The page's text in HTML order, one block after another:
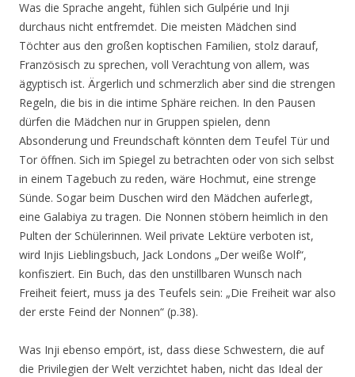
Was die Sprache angeht, fühlen sich Gulpérie und Inji
durchaus nicht entfremdet. Die meisten Mädchen sind
Töchter aus den großen koptischen Familien, stolz darauf,
Französisch zu sprechen, voll Verachtung von allem, was
ägyptisch ist. Ärgerlich und schmerzlich aber sind die strengen
Regeln, die bis in die intime Sphäre reichen. In den Pausen
dürfen die Mädchen nur in Gruppen spielen, denn
Absonderung und Freundschaft könnten dem Teufel Tür und
Tor öffnen. Sich im Spiegel zu betrachten oder von sich selbst
in einem Tagebuch zu reden, wäre Hochmut, eine strenge
Sünde. Sogar beim Duschen wird den Mädchen auferlegt,
eine Galabiya zu tragen. Die Nonnen stöbern heimlich in den
Pulten der Schülerinnen. Weil private Lektüre verboten ist,
wird Injis Lieblingsbuch, Jack Londons „Der weiße Wolf“,
konfisziert. Ein Buch, das den unstillbaren Wunsch nach
Freiheit feiert, muss ja des Teufels sein: „Die Freiheit war also
der erste Feind der Nonnen“ (p.38).
Was Inji ebenso empört, ist, dass diese Schwestern, die auf
die Privilegien der Welt verzichtet haben, nicht das Ideal der